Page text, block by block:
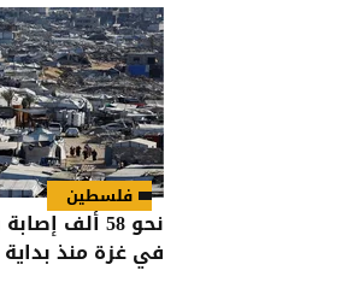
فلسطين
نحو 58 ألف
في غزة منذ بداية